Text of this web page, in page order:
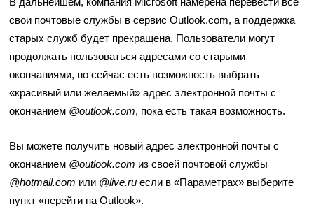
свои почтовые службы в сервис Outlook.com, а поддержка
старых служб будет прекращена. Пользователи могут
продолжать пользоваться адресами со старыми
окончаниями, но сейчас есть возможность выбрать
«красивый или желаемый» адрес электронной почты с
окончанием @outlook.com, пока есть такая возможность.
Вы можете получить новый адрес электронной почты с
окончанием @outlook.com из своей почтовой службы
@hotmail.com или @live.ru если в «Параметрах» выберите
пункт «перейти на Outlook».